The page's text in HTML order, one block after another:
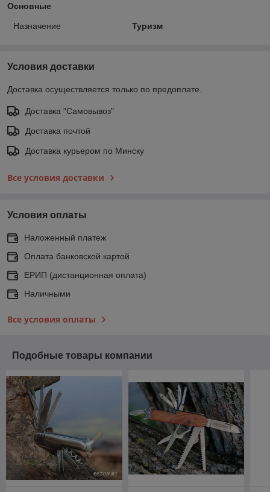
Основные
Назначение Туризм
Условия доставки
Доставка осуществляется только по предоплате.
Доставка "Самовывоз"
Доставка почтой
Доставка курьером по Минску
Все условия доставки
Условия оплаты
Наложенный платеж
Оплата банковской картой
ЕРИП (дистанционная оплата)
Наличными
Все условия оплаты
Подобные товары компании